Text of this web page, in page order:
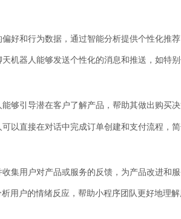
好和行为数据，通过智能分析提供个性化推荐
机器人能够发送个性化的消息和推送，如特
够引导潜在客户了解产品，帮助其做出购买决
以直接在对话中完成订单创建和支付流程，简
集用户对产品或服务的反馈，为产品改进和服
用户的情绪反应，帮助小程序团队更好地理解